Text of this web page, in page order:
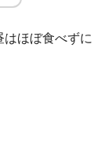
はほぼ食べずに